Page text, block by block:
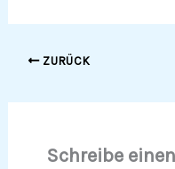
ZURÜCK
Schreibe